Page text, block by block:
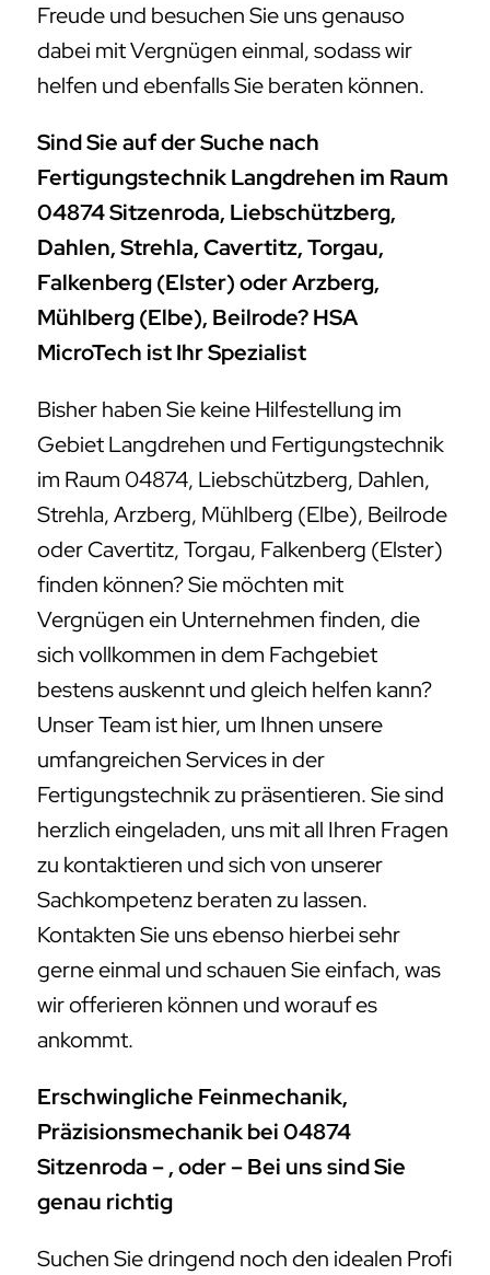
Freude und besuchen Sie uns genauso
dabei mit Vergnügen einmal, sodass wir
helfen und ebenfalls Sie beraten können.
Sind Sie auf der Suche nach
Fertigungstechnik Langdrehen im Raum
04874 Sitzenroda, Liebschützberg,
Dahlen, Strehla, Cavertitz, Torgau,
Falkenberg (Elster) oder Arzberg,
Mühlberg (Elbe), Beilrode? HSA
MicroTech ist Ihr Spezialist
Bisher haben Sie keine Hilfestellung im
Gebiet Langdrehen und Fertigungstechnik
im Raum 04874, Liebschützberg, Dahlen,
Strehla, Arzberg, Mühlberg (Elbe), Beilrode
oder Cavertitz, Torgau, Falkenberg (Elster)
finden können? Sie möchten mit
Vergnügen ein Unternehmen finden, die
sich vollkommen in dem Fachgebiet
bestens auskennt und gleich helfen kann?
Unser Team ist hier, um Ihnen unsere
umfangreichen Services in der
Fertigungstechnik zu präsentieren. Sie sind
herzlich eingeladen, uns mit all Ihren Fragen
zu kontaktieren und sich von unserer
Sachkompetenz beraten zu lassen.
Kontakten Sie uns ebenso hierbei sehr
gerne einmal und schauen Sie einfach, was
wir offerieren können und worauf es
ankommt.
Erschwingliche Feinmechanik,
Präzisionsmechanik bei 04874
Sitzenroda – , oder – Bei uns sind Sie
genau richtig
Suchen Sie dringend noch den idealen Profi